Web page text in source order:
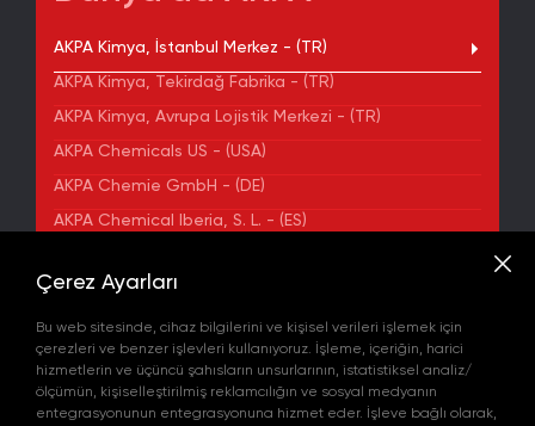
AKPA Kimya, İstanbul Merkez - (TR)
AKPA Kimya, Tekirdağ Fabrika - (TR)
AKPA Kimya, Avrupa Lojistik Merkezi - (TR)
AKPA Chemicals US - (USA)
AKPA Chemie GmbH - (DE)
AKPA Chemical Iberia, S. L. - (ES)
ADRES
No:36/70 Townofis Kat:12 34197 Bahçelievler, İstanbul,
Türkiye
Harita'da Gör
+90 212 580 55 59
FAX
+90 212 580 55 21
Çerez Ayarları
Bu web sitesinde, cihaz bilgilerini ve kişisel verileri işlemek için
çerezleri ve benzer işlevleri kullanıyoruz. İşleme, içeriğin, harici
hizmetlerin ve üçüncü şahısların unsurlarının, istatistiksel analiz/
ölçümün, kişiselleştirilmiş reklamcılığın ve sosyal medyanın
entegrasyonunun entegrasyonuna hizmet eder. İşleve bağlı olarak,